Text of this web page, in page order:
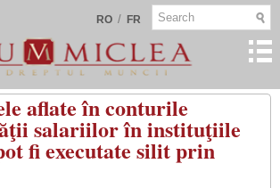
RO / FR
aflate în conturile
salariilor în instituţiile
fi executate silit prin